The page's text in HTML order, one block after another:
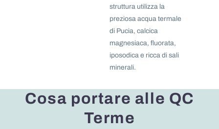
struttura utilizza la
preziosa acqua termale
di Pucia, calcica
magnesiaca, fluorata,
iposodica e ricca di sali
minerali.
Cosa portare alle QC
Terme